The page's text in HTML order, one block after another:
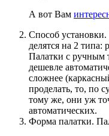
А вот Вам
Способ установки.
делятся на 2 типа:
Палатки с ручным
дешевле
сложнее
проделать, то, по
тому же, они уж
автоматических.
Форма палатки.